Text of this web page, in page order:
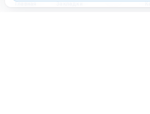
Главная Закладки